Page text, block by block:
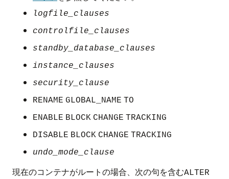
logfile_clauses
controlfile_clauses
standby_database_clauses
instance_clauses
security_clause
RENAME GLOBAL_NAME TO
ENABLE BLOCK CHANGE TRACKING
DISABLE BLOCK CHANGE TRACKING
undo_mode_clause
現在のコンテナがルートの場合、次の句を含むALTER